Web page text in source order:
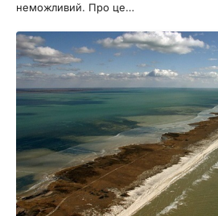
неможливий. Про це…